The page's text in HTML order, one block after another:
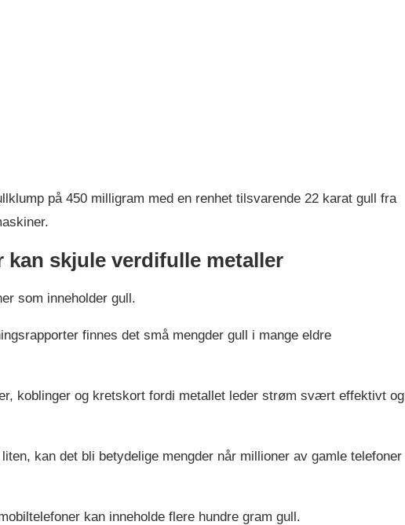
på 450 milligram med en renhet tilsvarende 22 karat gull fra
kan skjule verdifulle metaller
som inneholder gull.
finnes det små mengder gull i mange eldre
koblinger og kretskort fordi metallet leder strøm svært effektivt og
kan det bli betydelige mengder når millioner av gamle telefoner
kan inneholde flere hundre gram gull.